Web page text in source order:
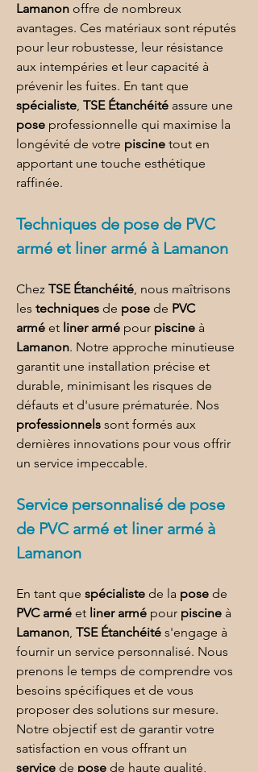
Lamanon offre de nombreux
avantages. Ces matériaux sont réputés
pour leur robustesse, leur résistance
aux intempéries et leur capacité à
prévenir les fuites. En tant que
spécialiste, TSE Étanchéité assure une
pose professionnelle qui maximise la
longévité de votre piscine tout en
apportant une touche esthétique
raffinée.
Techniques de pose de PVC
armé et liner armé à Lamanon
Chez TSE Étanchéité, nous maîtrisons
les techniques de pose de PVC
armé et liner armé pour piscine à
Lamanon. Notre approche minutieuse
garantit une installation précise et
durable, minimisant les risques de
défauts et d'usure prématurée. Nos
professionnels sont formés aux
dernières innovations pour vous offrir
un service impeccable.
Service personnalisé de pose
de PVC armé et liner armé à
Lamanon
En tant que spécialiste de la pose de
PVC armé et liner armé pour piscine à
Lamanon, TSE Étanchéité s'engage à
fournir un service personnalisé. Nous
prenons le temps de comprendre vos
besoins spécifiques et de vous
proposer des solutions sur mesure.
Notre objectif est de garantir votre
satisfaction en vous offrant un
service de pose de haute qualité,